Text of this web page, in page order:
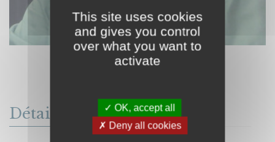
SYLVIE MONPOINT
Détails
This site uses cookies
and gives you control
over what you want to
activate
✓ OK, accept all
✗ Deny all cookies